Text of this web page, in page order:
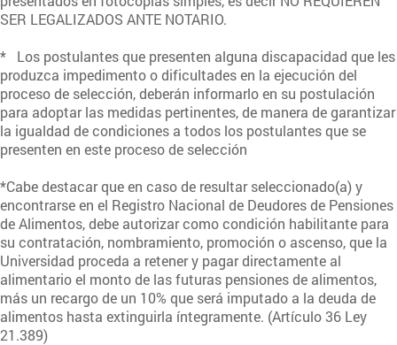
SER LEGALIZADOS ANTE NOTARIO.
* Los postulantes que presenten alguna discapacidad que les
produzca impedimento o dificultades en la ejecución del
proceso de selección, deberán informarlo en su postulación
para adoptar las medidas pertinentes, de manera de garantizar
la igualdad de condiciones a todos los postulantes que se
presenten en este proceso de selección
*Cabe destacar que en caso de resultar seleccionado(a) y
encontrarse en el Registro Nacional de Deudores de Pensiones
de Alimentos, debe autorizar como condición habilitante para
su contratación, nombramiento, promoción o ascenso, que la
Universidad proceda a retener y pagar directamente al
alimentario el monto de las futuras pensiones de alimentos,
más un recargo de un 10% que será imputado a la deuda de
alimentos hasta extinguirla íntegramente. (Artículo 36 Ley
21.389)